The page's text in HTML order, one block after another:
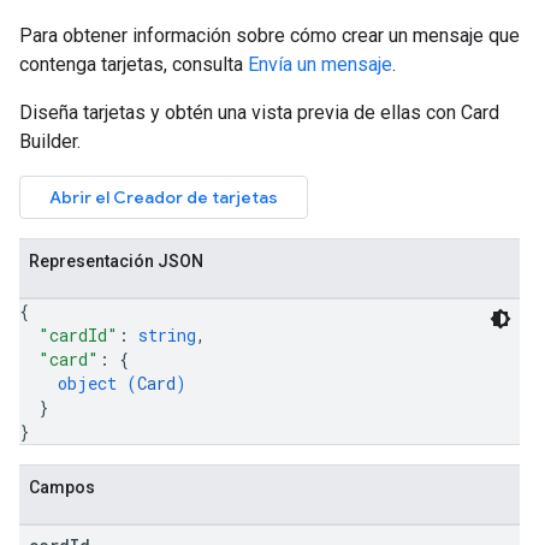
Para obtener información sobre cómo crear un mensaje que
contenga tarjetas, consulta Envía un mensaje.
Diseña tarjetas y obtén una vista previa de ellas con Card
Builder.
Abrir el Creador de tarjetas
Representación JSON
{
"cardId" : string,
"card" : {
object (Card)
}
}
Campos